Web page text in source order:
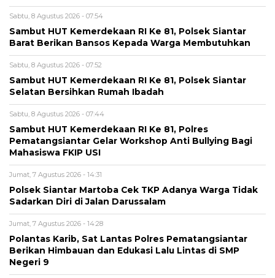
Sabtu, 8 Agustus 2026 - 07:54
Sambut HUT Kemerdekaan RI Ke 81, Polsek Siantar
Barat Berikan Bansos Kepada Warga Membutuhkan
Sabtu, 8 Agustus 2026 - 07:52
Sambut HUT Kemerdekaan RI Ke 81, Polsek Siantar
Selatan Bersihkan Rumah Ibadah
Sabtu, 8 Agustus 2026 - 07:44
Sambut HUT Kemerdekaan RI Ke 81, Polres
Pematangsiantar Gelar Workshop Anti Bullying Bagi
Mahasiswa FKIP USI
Jumat, 7 Agustus 2026 - 14:31
Polsek Siantar Martoba Cek TKP Adanya Warga Tidak
Sadarkan Diri di Jalan Darussalam
Jumat, 7 Agustus 2026 - 14:28
Polantas Karib, Sat Lantas Polres Pematangsiantar
Berikan Himbauan dan Edukasi Lalu Lintas di SMP
Negeri 9